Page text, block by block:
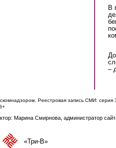
В
–
Реестровая запись СМИ: серия
e-mail)
Марина Смирнова, администратор
is external)«Три-В»